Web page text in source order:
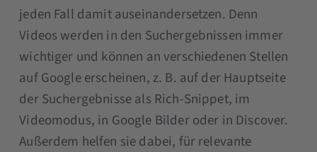
jeden Fall damit auseinandersetzen. Denn
Videos werden in den Suchergebnissen immer
wichtiger und können an verschiedenen Stellen
auf Google erscheinen, z. B. auf der Hauptseite
der Suchergebnisse als Rich-Snippet, im
Videomodus, in Google Bilder oder in Discover.
Außerdem helfen sie dabei, für relevante